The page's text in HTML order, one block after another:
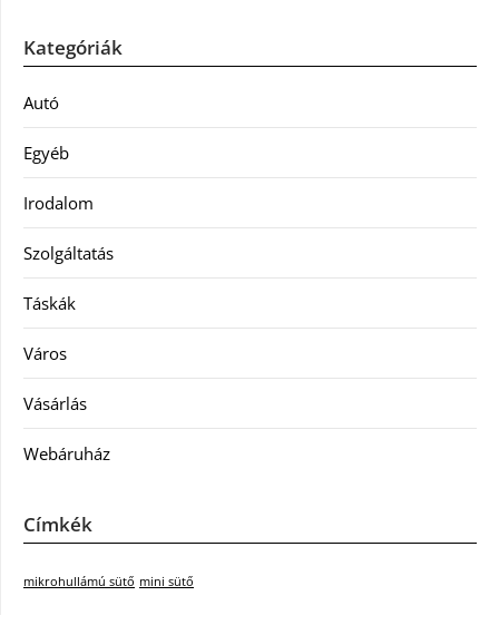
Kategóriák
Autó
Egyéb
Irodalom
Szolgáltatás
Táskák
Város
Vásárlás
Webáruház
Címkék
mikrohullámú sütő mini sütő